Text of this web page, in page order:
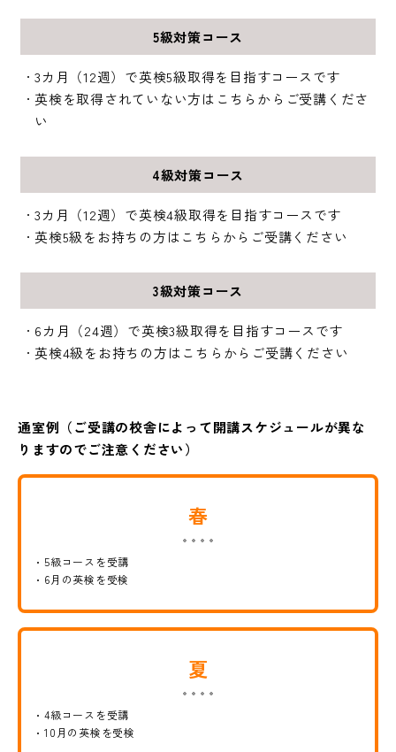
5級対策コース
3カ月（12週）で英検5級取得を目指すコースです
英検を取得されていない方はこちらからご受講くださ
い
4級対策コース
3カ月（12週）で英検4級取得を目指すコースです
英検5級をお持ちの方はこちらからご受講ください
3級対策コース
6カ月（24週）で英検3級取得を目指すコースです
英検4級をお持ちの方はこちらからご受講ください
通室例（ご受講の校舎によって開講スケジュールが異な
りますのでご注意ください）
春
5級コースを受講
6月の英検を受検
夏
4級コースを受講
10月の英検を受検